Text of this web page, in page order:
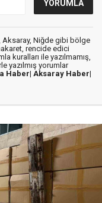
Aksaray, Niğde gibi bölge
rencide edici
kuralları ile yazılmamış,
yazılmış yorumlar
Haber| Aksaray Haber|